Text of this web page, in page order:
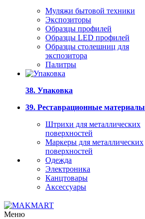
Муляжи бытовой техники
Экспозиторы
Образцы профилей
Образцы LED профилей
Образцы столешниц для
экспозитора
Палитры
38. Упаковка
39. Реставрационные материалы
Штрихи для металлических
поверхностей
Маркеры для металлических
поверхностей
Одежда
Электроника
Канцтовары
Аксессуары
Меню